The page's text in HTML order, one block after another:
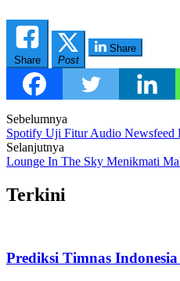
Share Post
Share
Post
navigation
Sebelumnya
Spotify Uji Fitur Audio Newsfeed
Selanjutnya
Lounge In The Sky Menikmati
Terkini
Prediksi Timnas